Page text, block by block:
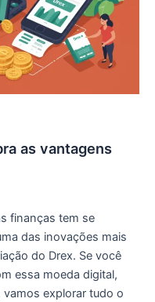
as vantagens
finanças tem se
das inovações mais
do Drex. Se você
essa moeda digital,
explorar tudo o